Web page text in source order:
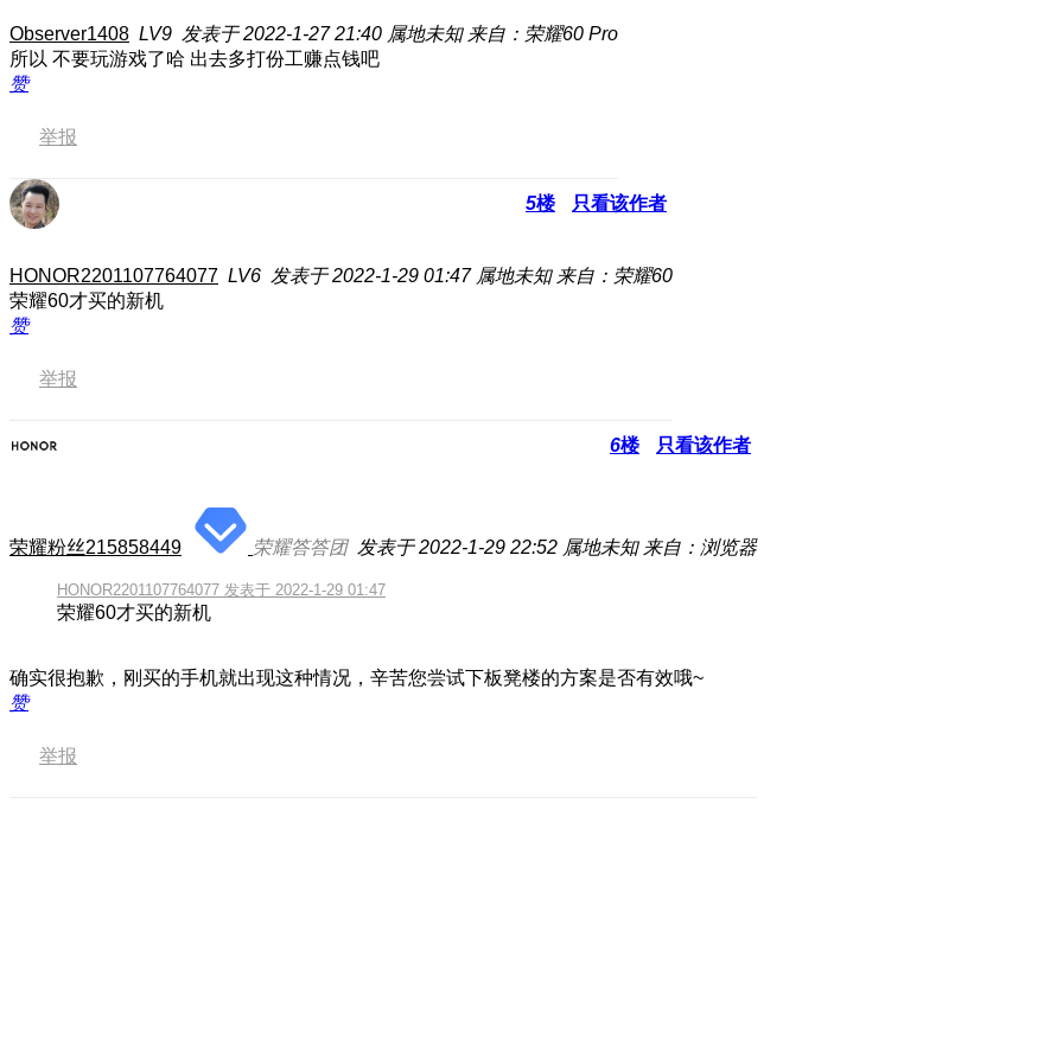
Observer1408 LV9 发表于 2022-1-27 21:40 属地未知 来自：荣耀60 Pro
所以 不要玩游戏了哈 出去多打份工赚点钱吧
赞
举报
5楼 只看该作者
HONOR2201107764077 LV6 发表于 2022-1-29 01:47 属地未知 来自：荣耀60
荣耀60才买的新机
赞
举报
6楼 只看该作者
荣耀粉丝215858449 荣耀答答团 发表于 2022-1-29 22:52 属地未知 来自：浏览器
HONOR2201107764077 发表于 2022-1-29 01:47
荣耀60才买的新机
确实很抱歉，刚买的手机就出现这种情况，辛苦您尝试下板凳楼的方案是否有效哦~
赞
举报